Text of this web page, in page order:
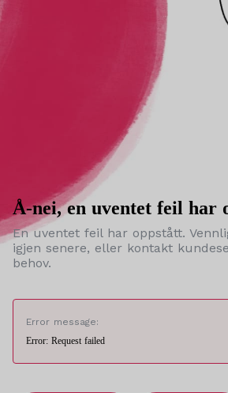
Å-nei, en uventet feil har
En uventet feil har oppstått.
igjen senere, eller kontakt
behov.
Error message:
Error: Request failed